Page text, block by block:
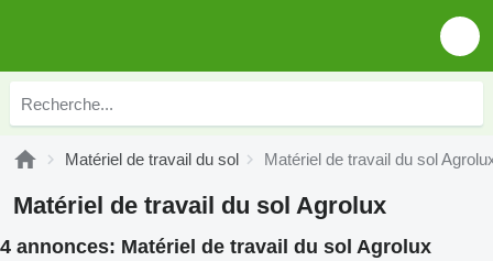
Matériel de travail du sol Matériel de travail du sol
Matériel de travail du sol Agrolux
4 annonces: Matériel de travail du sol Agrolux